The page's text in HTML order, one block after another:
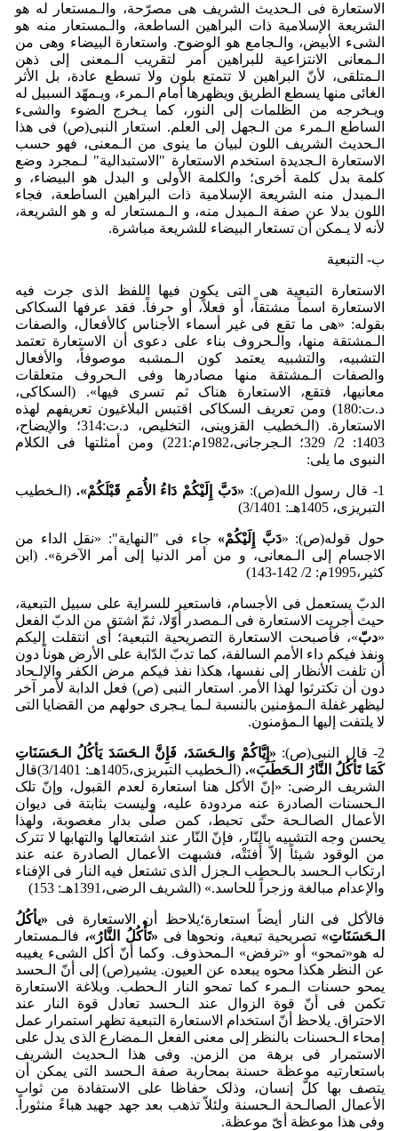
الاستعارة فی الـحدیث الشریف هی مصرّحة، والـمستعار له هو
الشریعة الإسلامیة ذات البراهین الساطعة، والـمستعار منه هو
الشیء الأبیض، والـجامع هو الوضوح. واستعارة البیضاء وهی من
الـمعانی الانتزاعیة للبراهین أمر لتقریب الـمعنی إلی ذهن
الـمتلقی، لأنّ البراهین لا تتمتع بلون ولا تسطع عادة، بل الأثر
الغائی منها یسطع الطریق ویظهرها أمام الـمرء، ویـمهّد السبیل له
ویـخرجه من الظلمات إلی النور، کما یـخرج الضوء والشیء
الساطع الـمرء من الـجهل إلی العلم. استعار النبی(ص) فی هذا
الـحدیث الشریف اللون لبیان ما ینوی من الـمعنی، فهو حسب
الاستعارة الـجدیدة استخدم الاستعارة "الاستبدالیة" لـمجرد وضع
کلمة بدل کلمة أخری؛ والکلمة الأولی و البدل هو البیضاء، و
الـمبدل منه الشریعة الإسلامیة ذات البراهین الساطعة، فجاء
اللون بدلا عن صفة الـمبدل منه، و الـمستعار له و هو الشریعة،
لأنه لا یـمکن أن تستعار البیضاء للشریعة مباشرة.
ب- التبعیة
الاستعارة التبعیة هی التی یکون فیها اللفظ الذی جرت فیه
الاستعارة اسماً مشتقاً، أو فعلاً، أو حرفاً. فقد عرفها السکاکی
بقوله: «هی ما تقع فی غیر أسماء الأجناس کالأفعال، والصفات
الـمشتقة منها، والـحروف بناء علی دعوی أن الاستعارة تعتمد
التشبیه، والتشبیه یعتمد کون الـمشبه موصوفاً، والأفعال
والصفات الـمشتقة منها مصادرها وفی الـحروف متعلقات
معانیها، فتقع، الاستعارة هناک ثم تسری فیها». (السکاکی،
د.ت:180) ومن تعریف السکاکی اقتبس البلاغیون تعریفهم لهذه
الاستعارة. (الـخطیب القزوینی، التخلیص، د.ت:314؛ والإیضاح،
1403: 2/ 329؛ الـجرجانی،1982م:221) ومن أمثلتها فی الکلام
النبوی ما یلی:
1- قال رسول الله(ص): «دَبَّ إِلَیکُم دَاءُ الأُمَمِ قَبلَکُم». (الـخطیب
التبریزی، 1405هـ: 3/1401)
حول قوله(ص): «دَبَّ إِلَیکُمْ» جاء فی "النهایة": «نقل الداء من
الاجسام إلی الـمعانی، و من أمر الدنیا إلی أمر الآخرة». (ابن
کثیر،1995م: 2/ 142-143)
الدبّ یستعمل فی الأجسام، فاستعیر للسرایة علی سبیل التبعیة،
حیث أجریت الاستعارة فی الـمصدر أوّلا، ثمّ اشتق من الدبّ الفعل
«دبّ»، فأصبحت الاستعارة التصریحیة التبعیة؛ أی انتقلت إلیکم
ونفذ فیکم داء الأمم السالفة، کما تدبّ الدّابة علی الأرض هوناً دون
أن تلفت الأنظار إلی نفسها، هکذا نفذ فیکم مرض الکفر والإلـحاد
دون أن تکترثوا لهذا الأمر. استعار النبی (ص) فعل الدابة لأمر آخر
لیظهر غفلة الـمؤمنین بالنسبة لـما یـجری حولهم من القضایا التی
لا یلتفت إلیها الـمؤمنون.
2- قال النبی(ص): «إِیَّاکُم وَالـحَسَدَ، فَإِنَّ الـحَسَدَ یَأکُلُ الـحَسَنَاتِ
کَمَا تَأکُلُ النَّارُ الـحَطَبَ».
(الـخطیب التبریزی،1405هـ: 3/1401)قال
الشریف الرضی: «إنّ الأکل هنا استعارة لعدم القبول، وإنّ تلک
الـحسنات الصادرة عنه مردودة علیه، ولیست بثابتة فی دیوان
الأعمال الصالـحة حتّی تحبط، کمن صلَّی بدار مغصوبة، ولهذا
یحسن وجه التشبیه بالنّار، فإنّ النّار عند اشتعالها والتهابها لا تترک
من الوقود شیئاً إلاّ أَفنَتْه، فشبهت الأعمال الصادرة عنه عند
ارتکاب الـحسد بالـحطب الـجزل الذی تشتعل فیه النار فی الإفناء
والإعدام مبالغة وزجراً للحاسد.» (الشریف الرضی،1391هـ: 153)
فالأکل فی النار أیضاً استعارة؛یلاحظ أن الاستعارة فی «یأکُلُ
الـحَسَنَاتِ» تصریحیة تبعیة، ونحوها فی «تَأکُلُ النَّارُ»، فالـمستعار
له هو«تمحو» أو «ترفض» الـمحذوف. وکما أنّ أکل الشیء یغیبه
عن النظر هکذا محوه یبعده عن العیون. یشیر(ص) إلی أنّ الـحسد
یمحو حسنات الـمرء کما تمحو النار الـحطب. وبلاغة الاستعارة
تکمن فی أنّ قوة الزوال عند الـحسد تعادل قوة النار عند
الاحتراق. یلاحظ أنّ استخدام الاستعارة التبعیة تظهر استمرار عمل
إمحاء الـحسنات بالنظر إلی معنی الفعل الـمضارع الذی یدل علی
الاستمرار فی برهة من الزمن. وفی هذا الـحدیث الشریف
باستعارتیه موعظة حسنة بمحاربة صفة الـحسد التی یمکن أن
یتصف بها کلّ إنسان، وذلک حفاظا علی الاستفادة من ثواب
الأعمال الصالـحة الـحسنة ولئلاّ تذهب بعد جهد جهید هباءً منثوراً.
وفی هذا موعظة أیّ موعظة.